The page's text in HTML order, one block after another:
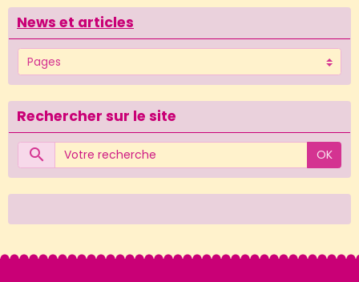
News et articles
Rechercher sur le site
OK